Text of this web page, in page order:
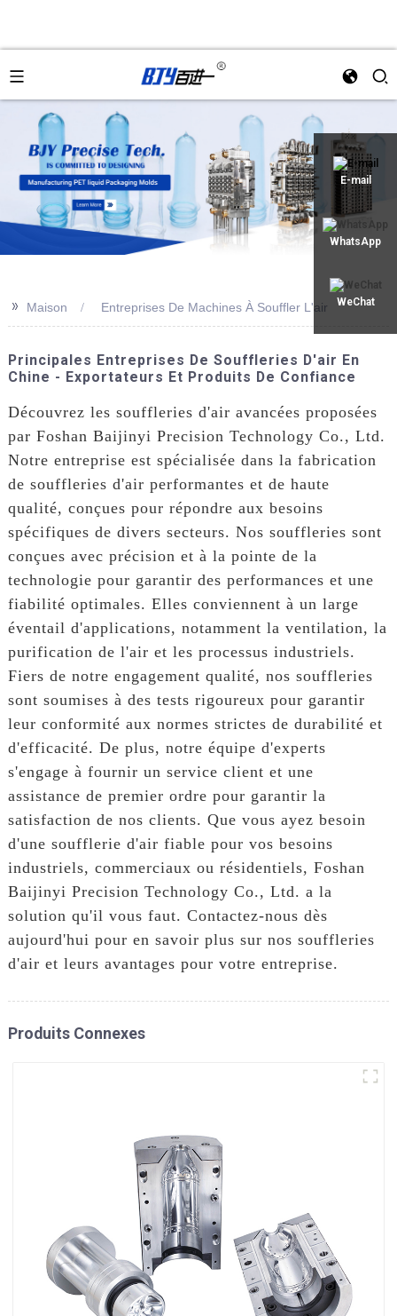
E-mail
WhatsApp
WeChat
>> Maison Entreprises De Machines À Souffler L'air
Principales Entreprises De Souffleries D'air En
Chine - Exportateurs Et Produits De Confiance
Découvrez les souffleries d'air avancées proposées
par Foshan Baijinyi Precision Technology Co., Ltd.
Notre entreprise est spécialisée dans la fabrication
de souffleries d'air performantes et de haute
qualité, conçues pour répondre aux besoins
spécifiques de divers secteurs. Nos souffleries sont
conçues avec précision et à la pointe de la
technologie pour garantir des performances et une
fiabilité optimales. Elles conviennent à un large
éventail d'applications, notamment la ventilation, la
purification de l'air et les processus industriels.
Fiers de notre engagement qualité, nos souffleries
sont soumises à des tests rigoureux pour garantir
leur conformité aux normes strictes de durabilité et
d'efficacité. De plus, notre équipe d'experts
s'engage à fournir un service client et une
assistance de premier ordre pour garantir la
satisfaction de nos clients. Que vous ayez besoin
d'une soufflerie d'air fiable pour vos besoins
industriels, commerciaux ou résidentiels, Foshan
Baijinyi Precision Technology Co., Ltd. a la
solution qu'il vous faut. Contactez-nous dès
aujourd'hui pour en savoir plus sur nos souffleries
d'air et leurs avantages pour votre entreprise.
Produits Connexes